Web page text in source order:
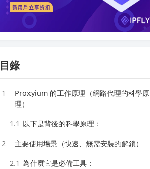
目錄
1
Proxyium 的工作原理（網路代理的科學原
理）
1.1 以下是背後的科學原理：
2 主要使用場景（快速、無需安裝的解鎖）
2.1 為什麼它是必備工具：